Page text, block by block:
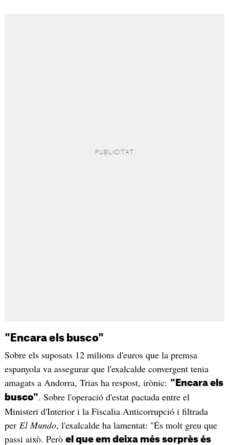
"Encara els busco"
Sobre els suposats 12 milions d'euros que la premsa
espanyola va assegurar que l'exalcalde convergent tenia
amagats a Andorra, Trias ha respost, irònic: "Encara els
busco". Sobre l'operació d'estat pactada entre el
Ministeri d'Interior i la Fiscalia Anticorrupció i filtrada
perEl Mundo, l'exalcalde ha lamentat: "És molt greu que
passi això. Però el que em deixa més sorprès és